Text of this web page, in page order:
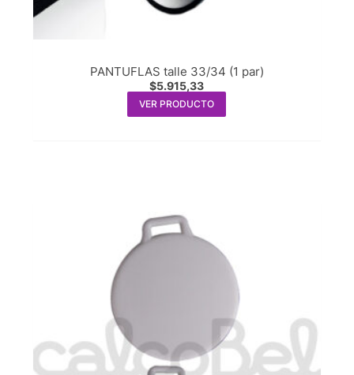
PANTUFLAS talle 33/34 (1 par)
$5.915,33
VER PRODUCTO